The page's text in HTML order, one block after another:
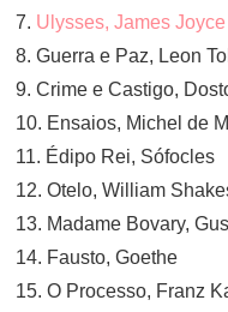
7. Ulysses, James Joyce
8. Guerra e Paz, Leon
9. Crime e Castigo,
10. Ensaios, Michel de
11. Édipo Rei, Sófocles
12. Otelo, William
13. Madame Bovary,
14. Fausto, Goethe
15. O Processo, Franz